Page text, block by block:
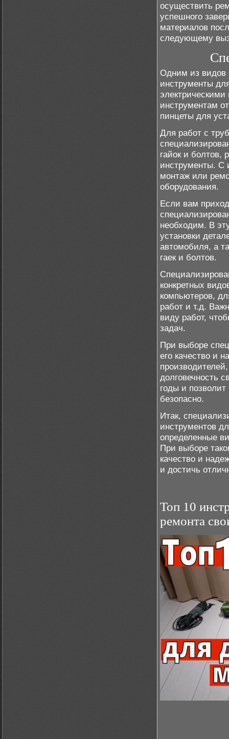
осуществить
успешного
материалов
следующему
Одним из видов
инструменты
инструментам
пинцеты для
Для работ с
гайок и болтов,
инструменты. С
монтаж или
оборудования.
Если вам
необходим. В
установки
автомобиля, а
гаек и болтов.
конкретных
компьютеров,
работ и т.д.
виду работ,
задач.
При выборе
его качество и
долговечность
годы и
безопасно.
Итак,
инструментов
определенные
При выборе
качество и
и достичь
Топ 10
ремонта